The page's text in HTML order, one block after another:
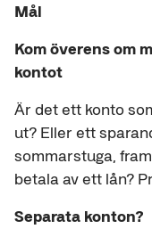
Mål
Kom överens om
kontot
Är det ett konto
ut? Eller ett
sommarstuga,
betala av ett lån?
Separata konton?